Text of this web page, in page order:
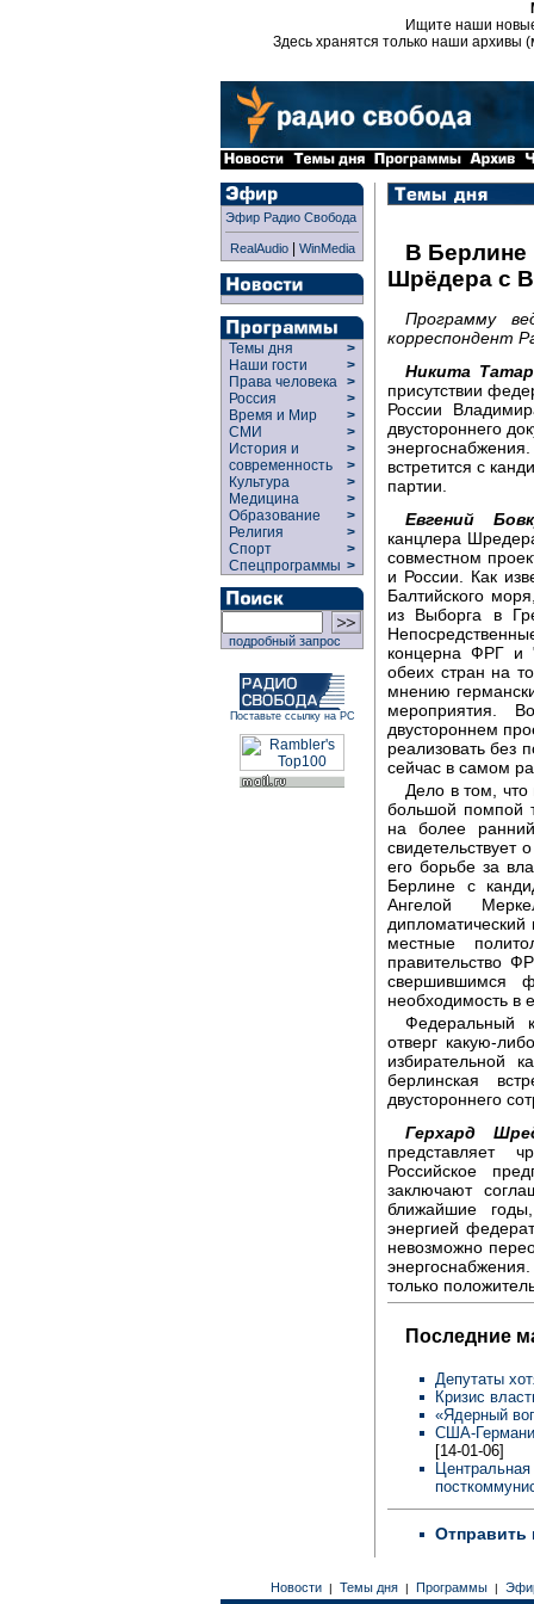
Ищите наши
Здесь хранятся только наши архивы
Эфир Радио Свобода
RealAudio| WinMedia
Темы дня
>
Наши гости
>
Права человека >
Россия
>
Время и Мир
>
СМИ
>
История и
современность
>
>
Культура
>
Медицина
>
Образование
>
Религия
>
Спорт
>
Спецпрограммы >
подробный запрос
Поставьте ссылку на РС
В Берлине
Шрёдера с
Программу
корреспондент
Никита
присутствии
России
двустороннего
встретится с
партии.
Евгений
канцлера
совместном
и России. Как
Балтийского
из Выборга в
концерна ФРГ и
обеих стран на
мнению
мероприятия.
двустороннем
реализовать без
сейчас в самом
Дело в том,
большой помпой
на более
его борьбе за
Берлине с
Ангелой
дипломатический
местные
правительство
свершившимся
необходимость в
Федеральный
отверг какую-
избирательной
берлинская
двустороннего
Герхард
представляет
Российское
заключают
ближайшие
энергией
невозможно
только
Последние
Депутаты
Кризис
«Ядерный
США-
[14-01-06]
Отправить
Новости | Темы дня | Программы |